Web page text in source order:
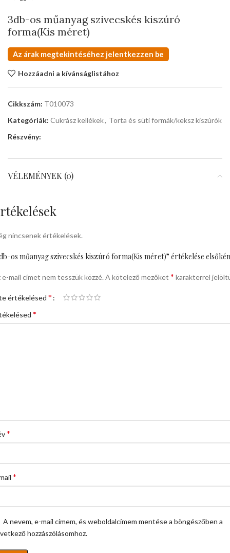
3db-os műanyag szivecskés kiszúró
forma(Kis méret)
Az árak megtekintéséhez jelentkezzen be
Hozzáadni a kívánságlistához
Cikkszám: T010073
Kategóriák: Cukrász kellékek, Torta és süti formák/keksz kiszúrók
Részvény:
VÉLEMÉNYEK (0)
nincsenek értékelések.
os műanyag szivecskés kiszúró forma(Kis méret)” értékelése
e-mail címet nem tesszük közzé. A kötelező mezőket * karakterrel
értékelésed *
*
*
*
A nevem, e-mail címem, és weboldalcímem mentése a böngészőben a
hozzászólásomhoz.